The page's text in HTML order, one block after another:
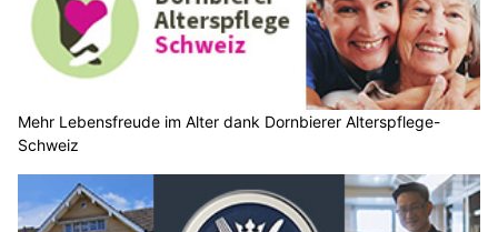
Mehr Lebensfreude im Alter dank Dornbierer Alterspflege-
Schweiz